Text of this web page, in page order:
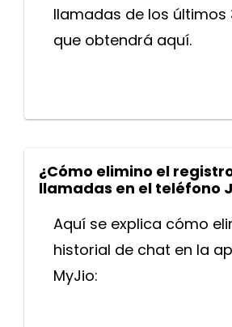
llamadas de los últimos
que obtendrá aquí.
¿Cómo elimino el
llamadas en el teléfono
Aquí se explica cómo
historial de chat en la
MyJio: